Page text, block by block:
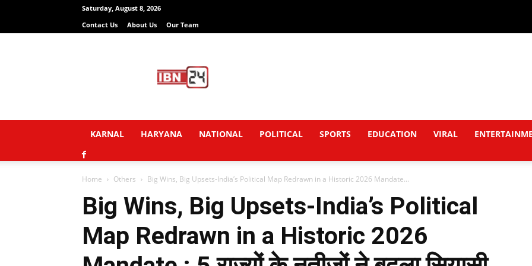
Saturday, August 8, 2026
Contact Us
About Us Our Team
News
Network
KARNAL HARYANA NATIONAL POLITICAL SPORTS EDUCATION VIRAL
Home Others Big Wins, Big Upsets-India’s Political Map Redrawn in a Historic 2026 Mandate...
Big Wins, Big Upsets-India’s Political
Map Redrawn in a Historic 2026